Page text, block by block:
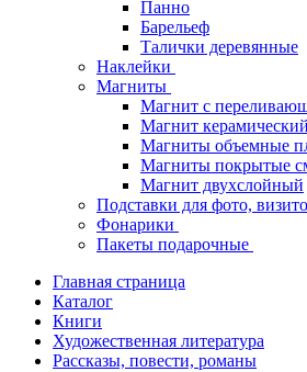
Панно
Барельеф
Талички деревянные
Наклейки
Магниты
Магнит с
Магнит керамический
Магниты объемные
Магниты покрытые
Магнит двухслойный
Подставки для фото,
Фонарики
Пакеты подарочные
Главная страница
Каталог
Книги
Художественная литература
Рассказы, повести, романы